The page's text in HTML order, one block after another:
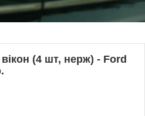
(4 шт, нерж) - Ford